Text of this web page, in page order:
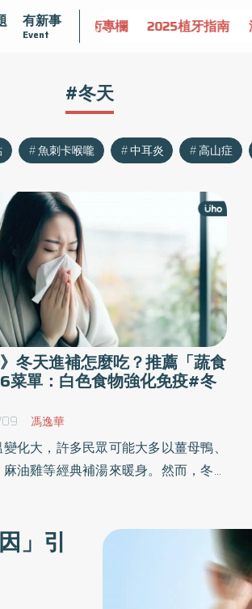
有新事
Event
文西手術專欄 2025植牙指南 漸凍
#冬天
魚刺卡喉嚨 中耳炎 高山症
冬天進補怎麼吃？推薦「蔬食
菜單：白色食物強化免疫#冬
馮逸華
化大，許多民眾可能大多以薑母鴨、
油雞等經典補湯來暖身。然而，冬季
僅熱量、膽固醇較低，更富含大量維
素及膳食纖維，能強化呼吸道黏膜防
炎、同時也可促進腸道健康，強化免
」引